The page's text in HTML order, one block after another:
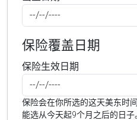
保险覆盖日期
保险生效日期
保险会在你所选的这天美东时
能选从今天起9个月之后的日子